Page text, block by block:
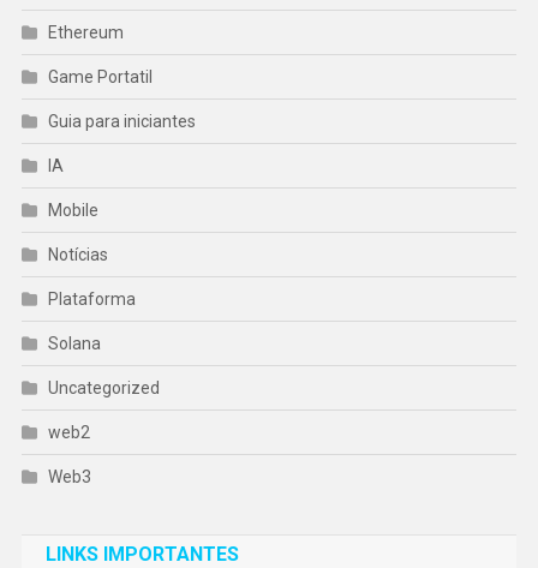
Ethereum
Game Portatil
Guia para iniciantes
IA
Mobile
Notícias
Plataforma
Solana
Uncategorized
web2
Web3
LINKS IMPORTANTES